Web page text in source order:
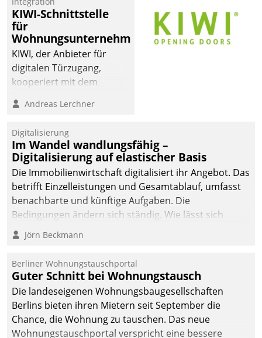
Datatrain. Die meravis
Wohnungsbau- und
Immobilien GmbH hat
sich dabei für den Betrieb
der Lösung über die SAP
Cloud Platform
Unternehmen am
KIWI-Schnittstelle
für
Wohnungsunternehmen
KIWI, der Anbieter für
digitalen Türzugang,
kooperiert mit dem
Softwareentwicklungshaus
Andreas Lerchner
Digitalisierung
Im Wandel wandlungsfähig –
Digitalisierung auf elastischer Basis
Die Immobilienwirtschaft digitalisiert ihr Angebot. Das
betrifft Einzelleistungen und Gesamtablauf, umfasst
benachbarte und künftige Aufgaben. Die
Bedingungen ändern sich ständig. Wie lässt sich
technisch die Kontrolle wahren und zugleich Freiraum
fürs Wachsen öffnen?
Jörn Beckmann
Berliner Wohnungstauschportal
Guter Schnitt bei Wohnungstausch
Die landeseigenen Wohnungsbaugesellschaften
Berlins bieten ihren Mietern seit September die
Chance, die Wohnung zu tauschen. Das neue
Wohnungstauschportal verspricht eine bessere